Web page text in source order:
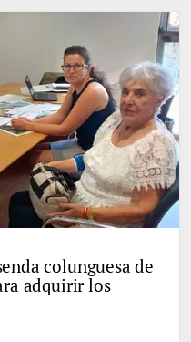
colunguesa de
adquirir los